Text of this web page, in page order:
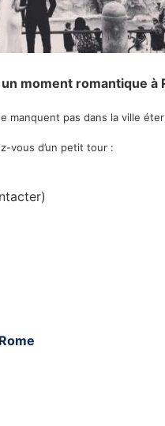
moment romantique à
manquent pas dans la ville
vous d’un petit tour :